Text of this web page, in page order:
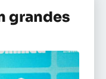
grandes